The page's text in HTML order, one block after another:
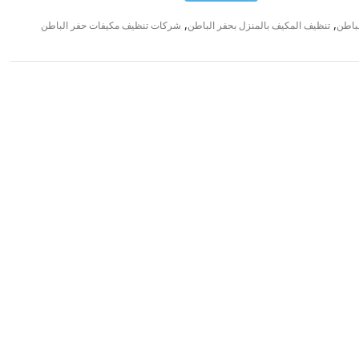
, تنظيف المكيف بالمنزل بحفر الباطن, شركات تنظيف مكيفات حفر الباطن